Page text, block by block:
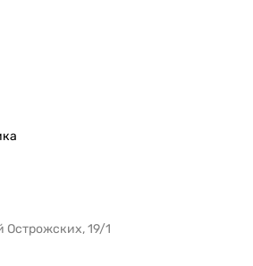
Острожских, 19/1